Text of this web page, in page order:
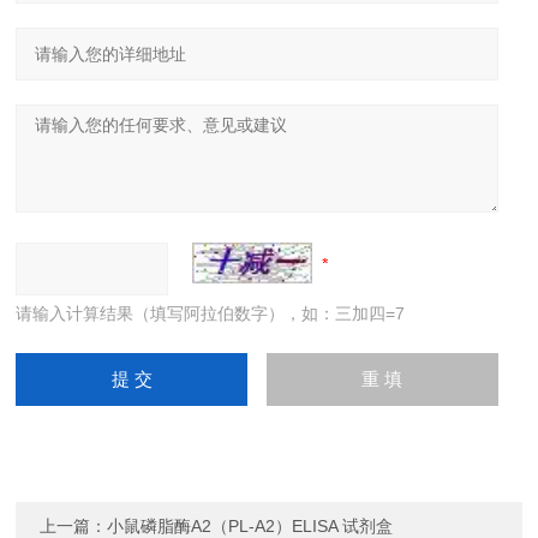
请输入计算结果（填写阿拉伯数字），如：三加四=7
上一篇：小鼠磷脂酶A2（PL-A2）ELISA 试剂盒